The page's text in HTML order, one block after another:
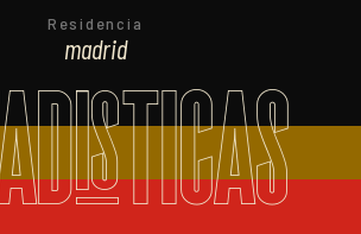
Residencia
madrid